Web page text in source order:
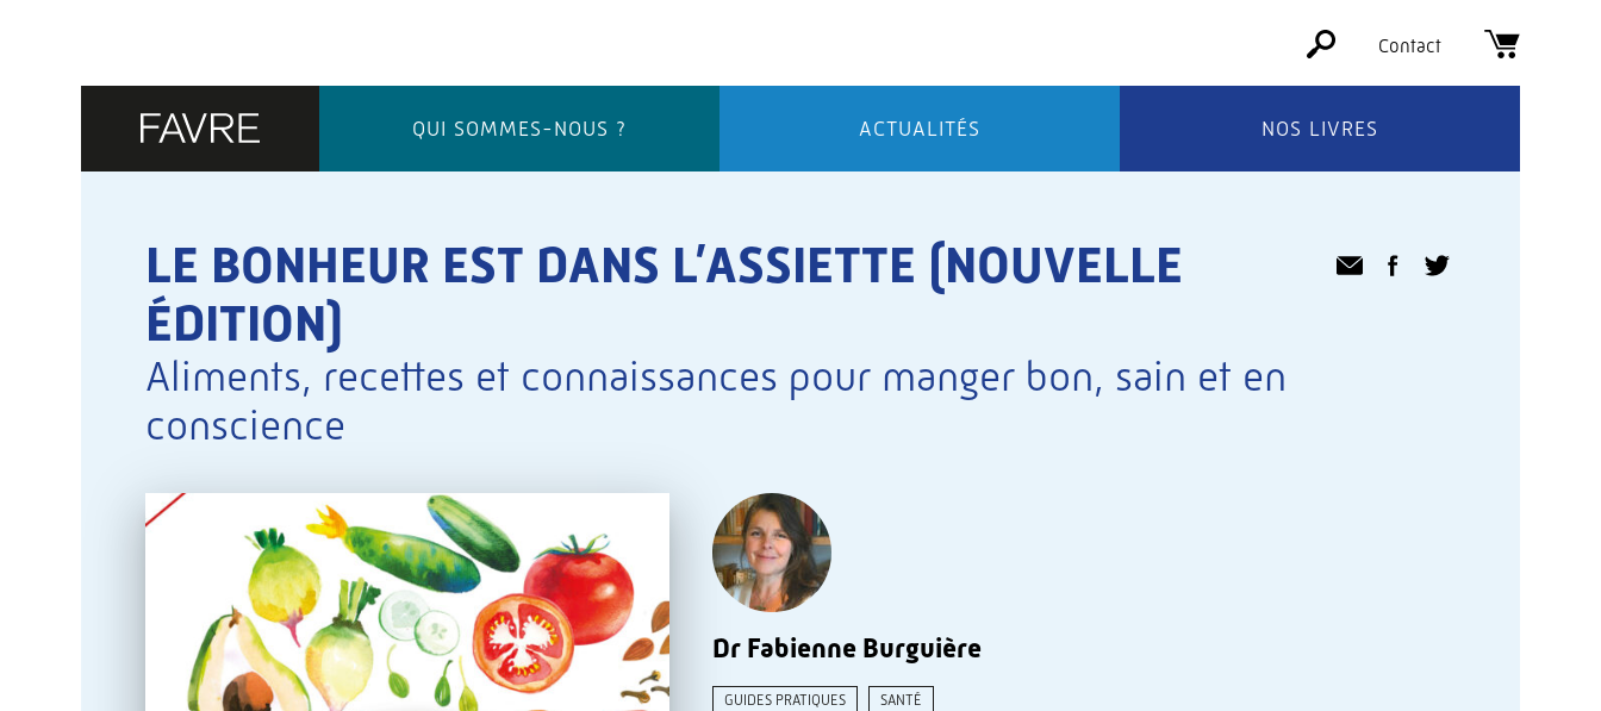
QUI SOMMES-NOUS ? ACTUALITÉS NOS LIVRES
Contact
LE BONHEUR EST DANS L’ASSIETTE (NOUVELLE
ÉDITION)
Aliments, recettes et connaissances pour manger bon, sain et en
conscience
Dr Fabienne Burguière
GUIDES PRATIQUES SANTÉ